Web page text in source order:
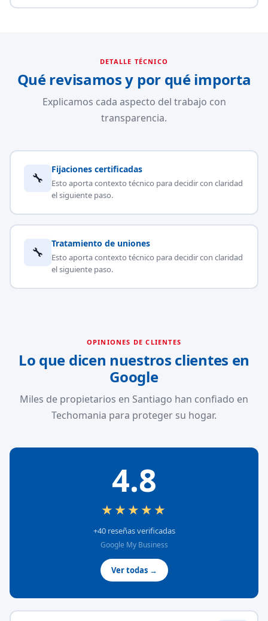
DETALLE TÉCNICO
Qué revisamos y por qué importa
Explicamos cada aspecto del trabajo con
transparencia.
🔧
Fijaciones certificadas
Esto aporta contexto técnico para decidir con claridad
el siguiente paso.
🔧
Tratamiento de uniones
Esto aporta contexto técnico para decidir con claridad
el siguiente paso.
OPINIONES DE CLIENTES
Lo que dicen nuestros clientes en
Google
Miles de propietarios en Santiago han confiado en
Techomania para proteger su hogar.
4.8
★★★★★
+40 reseñas verificadas
Google My Business
Ver todas →